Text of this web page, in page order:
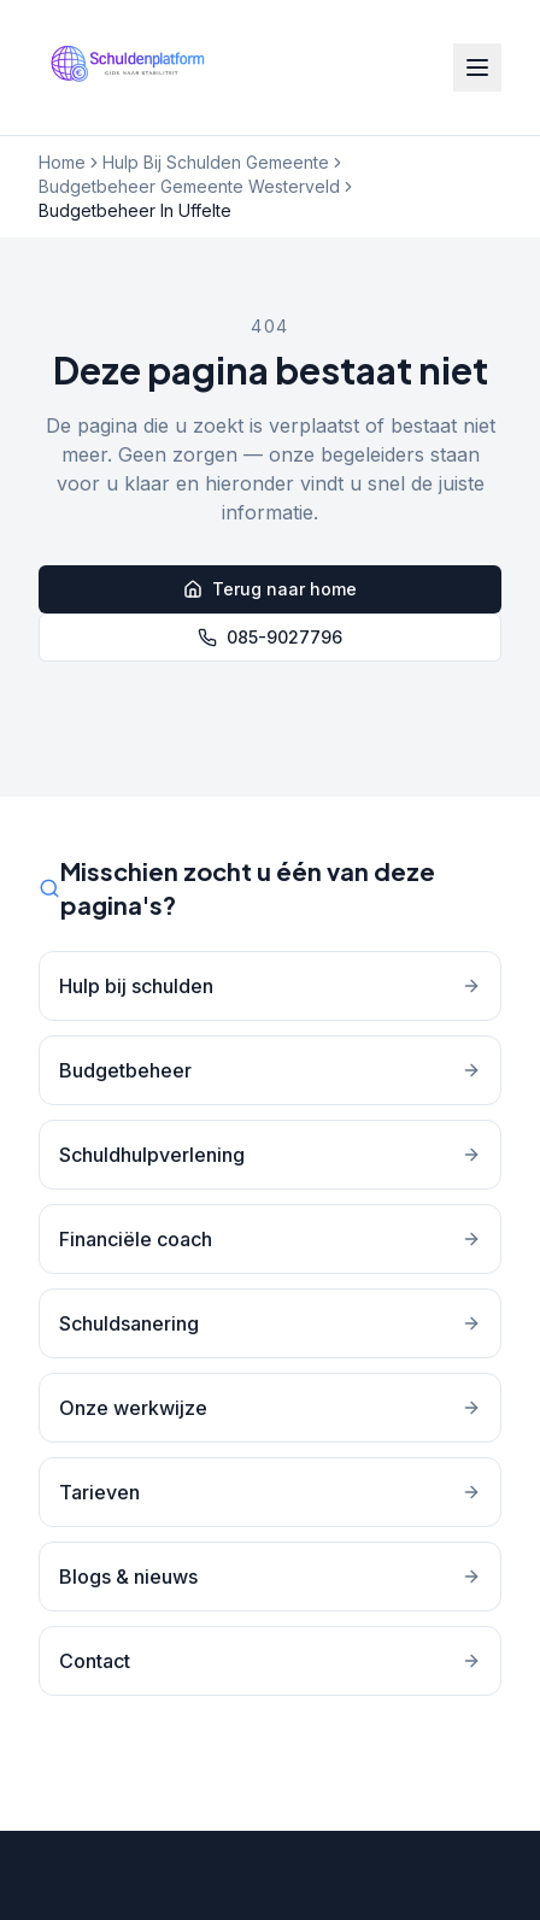
Home
Hulp Bij Schulden Gemeente
Budgetbeheer Gemeente Westerveld
Budgetbeheer In Uffelte
404
Deze pagina bestaat niet
De pagina die u zoekt is verplaatst of bestaat niet
meer. Geen zorgen — onze begeleiders staan
voor u klaar en hieronder vindt u snel de juiste
informatie.
Terug naar home
085-9027796
Misschien zocht u één van deze
pagina's?
Hulp bij schulden
Budgetbeheer
Schuldhulpverlening
Financiële coach
Schuldsanering
Onze werkwijze
Tarieven
Blogs & nieuws
Contact